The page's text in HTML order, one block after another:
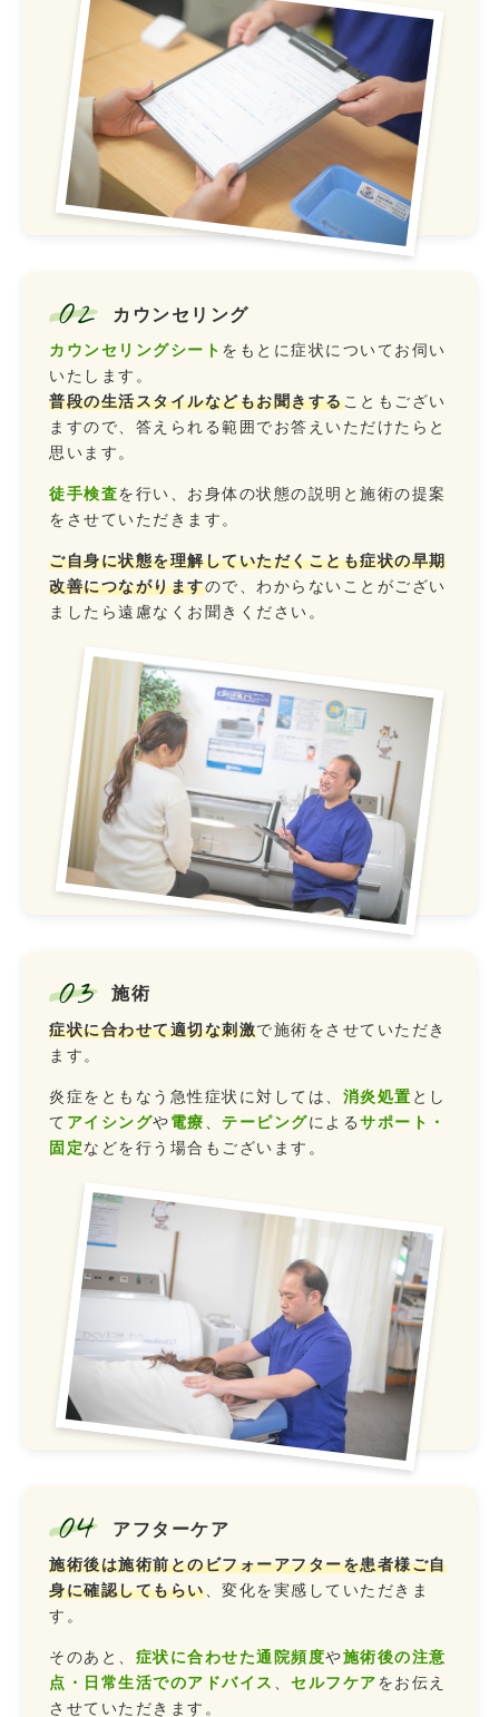
02 カウンセリング
カウンセリングシート をもとに症状についてお伺い
いたします。
普段の生活スタイルなどもお聞きすることもござい
ますので、答えられる範囲でお答えいただけたらと
思います。
徒手検査を行い、お身体の状態の説明と施術の提案
をさせていただきます。
ご自身に状態を理解していただくことも症状の早期
改善につながりますので、わからないことがござい
ましたら遠慮なくお聞きください。
03 施術
症状に合わせて適切な刺激で施術をさせていただき
ます。
炎症をともなう急性症状に対しては、 消炎処置 とし
て アイシングや電療 テーピングによるサポート・
固定などを行う場合もございます。
04 アフターケア
施術後は施術前とのビフォーアフターを患者様ご自
身に確認してもらい、変化を実感していただきま
す。
そのあと、 症状に合わせた通院頻度や施術後の注意
点・日常生活でのアドバイス
セルフケアをお伝え
させていただきます。